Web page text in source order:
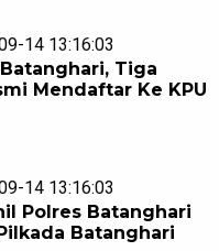
14 13:16:03
Tiga
Mendaftar Ke KPU
14 13:16:03
Polres Batanghari
Batanghari